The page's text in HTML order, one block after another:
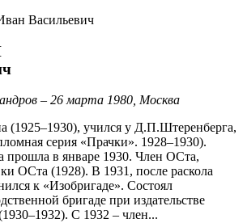
– 26 марта 1980, Москва
(1925–1930), учился у Д.П.Штеренберга,
серия «Прачки». 1928–1930).
прошла в январе 1930. Член ОСта,
ОСта (1928). В 1931, после раскола
к «Изобригаде». Состоял
бригаде при издательстве
С 1932 – член...